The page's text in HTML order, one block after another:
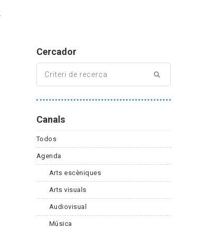
Cercador
Canals
Todos
Agenda
Arts escèniques
Arts visuals
Audiovisual
Música